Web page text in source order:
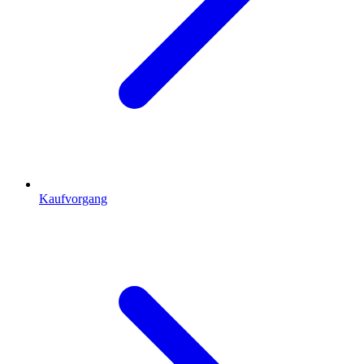
Kaufvorgang